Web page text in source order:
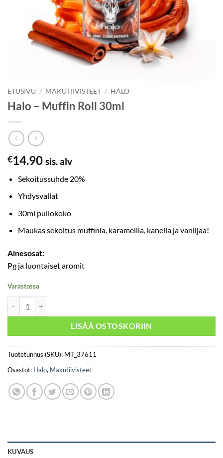
ETUSIVU / MAKUTIIVISTEET / HALO
Halo – Muffin Roll 30ml
€14.90 sis. alv
Sekoitussuhde 20%
Yhdysvallat
30ml pullokoko
Maukas sekoitus muffinia, karamellia, kanelia ja vaniljaa!
Ainesosat:
Pg ja luontaiset aromit
Varastossa
LISÄÄ OSTOSKORIIN
Tuotetunnus (SKU): MT_37611
Osastot: Halo, Makutiivisteet
KUVAUS